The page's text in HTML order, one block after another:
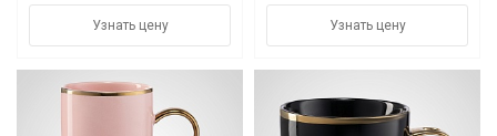
Узнать цену Узнать цену